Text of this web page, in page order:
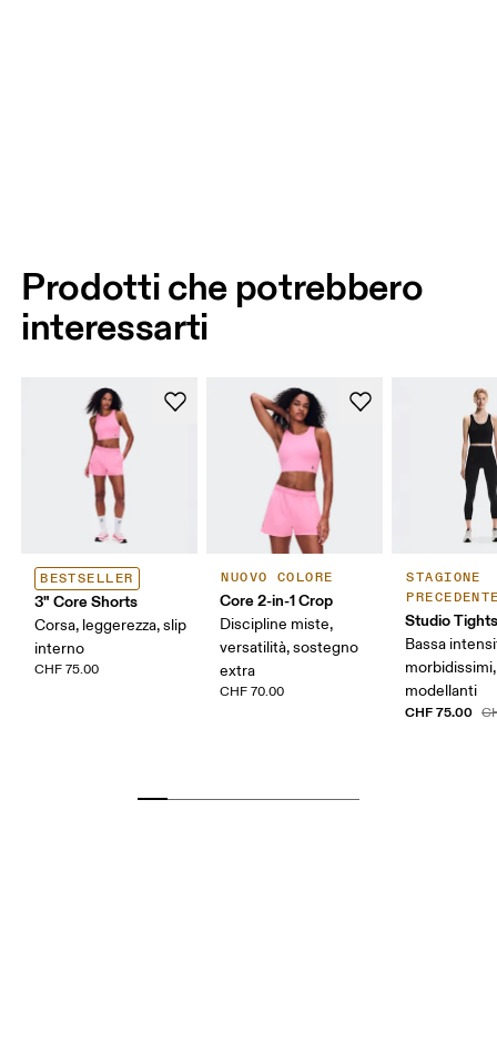
Prodotti che potrebbero
interessarti
BESTSELLER
3" Core Shorts
Corsa, leggerezza, slip
interno
CHF 75.00
NUOVO COLORE
Core 2-in-1 Crop
Discipline miste,
versatilità, sostegno
extra
CHF 70.00
STAGIONE
Studio
Bassa
morbidissimi,
modellanti
CHF 75.00